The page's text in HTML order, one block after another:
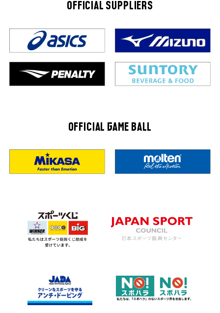
OFFICIAL SUPPLIERS
OFFICIAL GAME BALL